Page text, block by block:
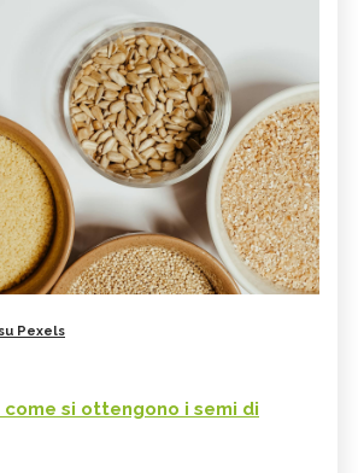
Pexels
come si ottengono i semi di